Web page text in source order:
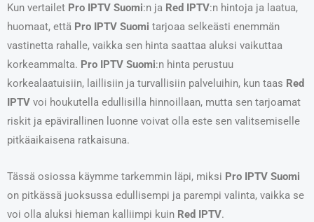
Kun vertailet Pro IPTV Suomi:n ja Red IPTV:n hintoja ja laatua,
huomaat, että Pro IPTV Suomi tarjoaa selkeästi enemmän
vastinetta rahalle, vaikka sen hinta saattaa aluksi vaikuttaa
korkeammalta. Pro IPTV Suomi:n hinta perustuu
korkealaatuisiin, laillisiin ja turvallisiin palveluihin, kun taas Red
IPTV voi houkutella edullisilla hinnoillaan, mutta sen tarjoamat
riskit ja epävirallinen luonne voivat olla este sen valitsemiselle
pitkäaikaisena ratkaisuna.
Tässä osiossa käymme tarkemmin läpi, miksi Pro IPTV Suomi
on pitkässä juoksussa edullisempi ja parempi valinta, vaikka se
voi olla aluksi hieman kalliimpi kuin Red IPTV.